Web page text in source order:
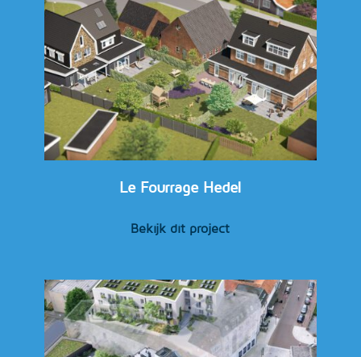
Le Fourrage Hedel
Bekijk dit project